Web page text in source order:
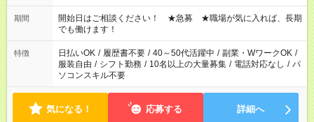
場合、他のお仕事と合わせ週40時間超の就業はご案内できませ
ん ※法令に基づき、週20時間以上勤務は社会保険への加入対象
となります ※労働者派遣法（日雇い派遣の原則禁止）により、
短時間・短期間の就業はご案内が難しい場合があります
期間
開始日はご相談ください！ ★急募 ★職場が気に入れば、長期
でも働けます！
特徴 日払いOK / 履歴書不要 / 40～50代活躍中 / 副業・WワークOK /
服装自由 / シフト勤務 / 10名以上の大量募集 / 電話対応なし / パ
ソコンスキル不要
気になる！ 応募する 詳細へ